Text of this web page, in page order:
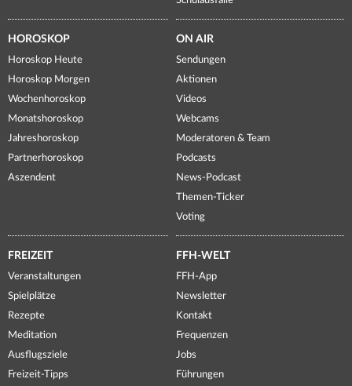
HOROSKOP
Horoskop Heute
Horoskop Morgen
Wochenhoroskop
Monatshoroskop
Jahreshoroskop
Partnerhoroskop
Aszendent
ON AIR
Sendungen
Aktionen
Videos
Webcams
Moderatoren & Team
Podcasts
News-Podcast
Themen-Ticker
Voting
FREIZEIT
Veranstaltungen
Spielplätze
Rezepte
Meditation
Ausflugsziele
Freizeit-Tipps
FFH-WELT
FFH-App
Newsletter
Kontakt
Frequenzen
Jobs
Führungen